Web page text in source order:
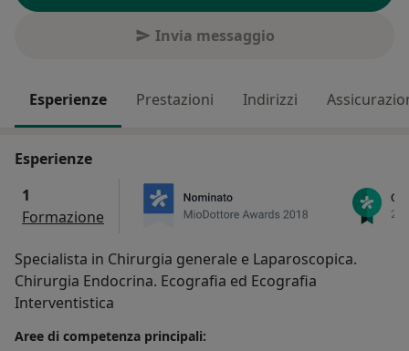
Invia messaggio
Esperienze Prestazioni Indirizzi
Esperienze
1
Formazione
Specialista in Chirurgia generale e Laparoscopica.
Chirurgia Endocrina. Ecografia ed Ecografia
Interventistica
Aree di competenza principali: